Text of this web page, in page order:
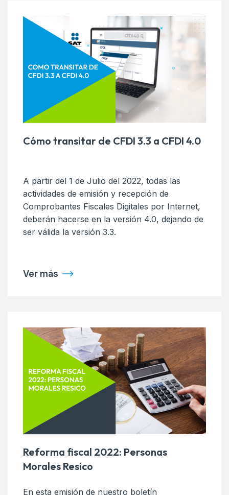
Cómo transitar de CFDI 3.3 a CFDI 4.0
A partir del 1 de Julio del 2022, todas las
actividades de emisión y recepción de
Comprobantes Fiscales Digitales por Internet,
deberán hacerse en la versión 4.0, dejando de
ser válida la versión 3.3.
Ver más
Reforma fiscal 2022: Personas
Morales Resico
En esta emisión de nuestro boletín